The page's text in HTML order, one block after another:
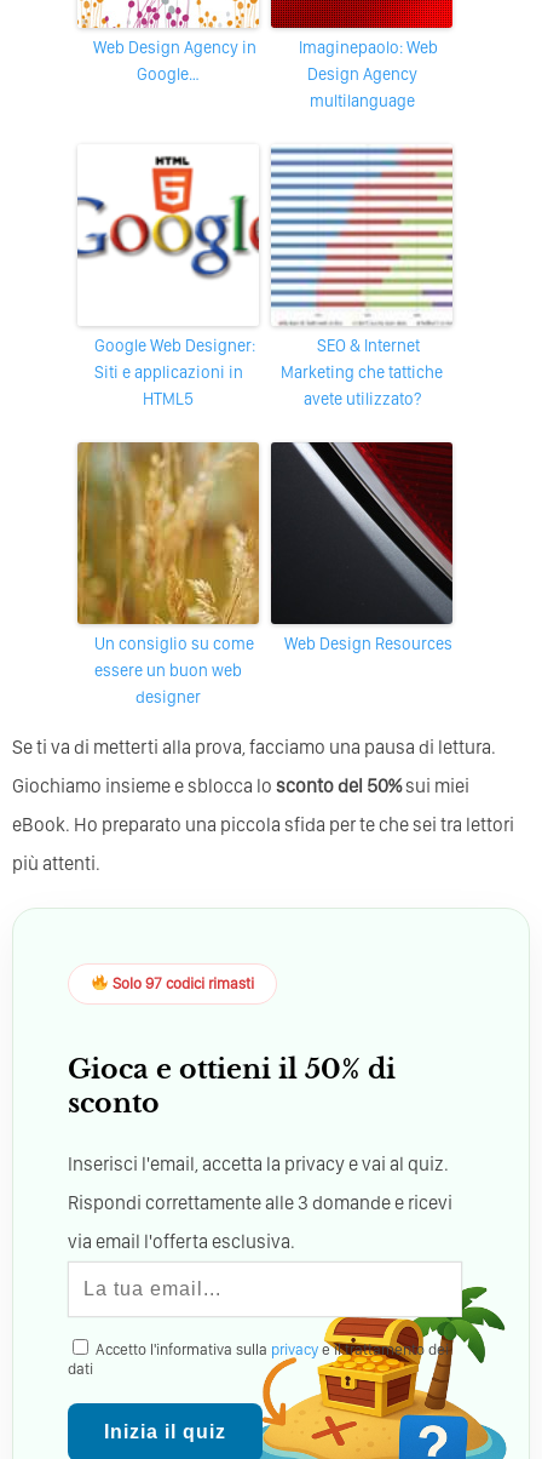
Web Design Agency in
Google…
imaginepaolo: Web
Design Agency
multilanguage
Google Web Designer:
Siti e applicazioni in
HTML5
SEO & Internet
Marketing che tattiche
avete utilizzato?
un consiglio su come
essere un buon web
designer
Web Design Resources
Se ti va di metterti alla prova, facciamo una pausa di lettura.
Giochiamo insieme e sblocca lo sconto del 50%sui miei
eBook. Ho preparato una piccola sfida per te che sei tra lettori
più attenti.
Solo 97 codici rimasti
Gioca e ottieni il 50% di
sconto
Inserisci l'email, accetta la privacy e vai al quiz.
Rispondi correttamente alle 3 domande e ricevi
via email l'offerta esclusiva.
Accetto l'informativa sulla privacy e il trattamento dei
dati
Inizia il quiz